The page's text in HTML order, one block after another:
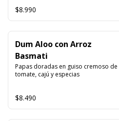
$8.990
Dum Aloo con Arroz
Basmati
Papas doradas en guiso cremoso de
tomate, cajú y especias
$8.490